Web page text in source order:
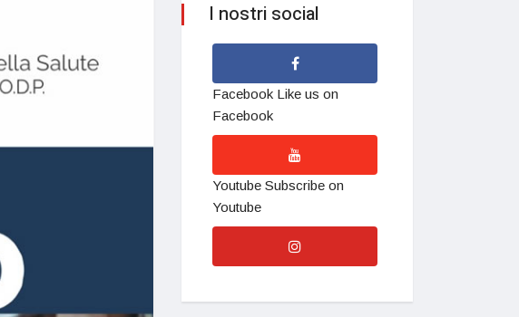
I nostri social
Facebook Like us on
Facebook
Youtube Subscribe on
Youtube